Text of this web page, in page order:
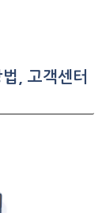
, 고객센터